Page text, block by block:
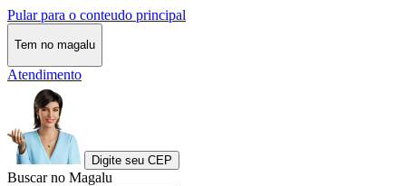
Pular para o conteudo principal
Tem no magalu
Atendimento
Digite seu CEP
Buscar no Magalu